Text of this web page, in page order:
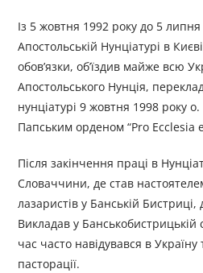
Із 5 жовтня 1992 року до 5
Апостольській Нунціатурі в
обов’язки, об’їздив майже всю
Апостольського Нунція,
нунціатурі 9 жовтня 1998 року
Папським орденом “Pro Ecclesia
Після закінчення праці в
Словаччини, де став
лазаристів у Банській Бистриці,
Викладав у Банськобистрицькій
час часто навідувався в
пасторації.